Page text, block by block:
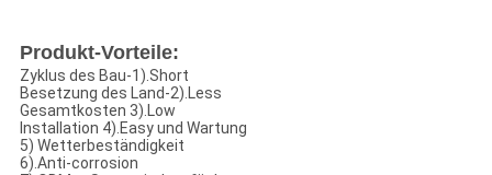
Produkt-Vorteile:
Zyklus des Bau-1).Short
Besetzung des Land-2).Less
Gesamtkosten 3).Low
Installation 4).Easy und Wartung
5) Wetterbeständigkeit
6).Anti-corrosion